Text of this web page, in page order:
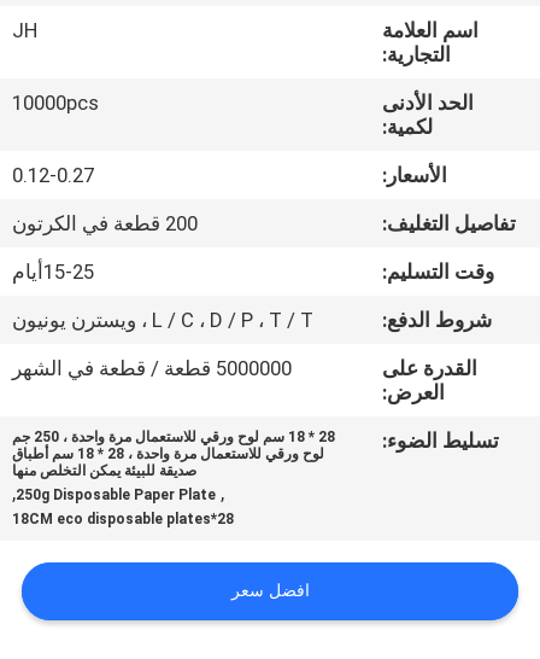
معلومات
المعمل
الجودة
اطلب
اسم العلامة
التجارية:
JH
الحد الأدنى
لكمية:
10000pcs
الأسعار:
0.12-0.27
تفاصيل التغليف:
200 قطعة في الكرتون
وقت التسليم:
15-25أيام
شروط الدفع:
L / C ، D / P ، T / T ، ويسترن يونيون
القدرة على
العرض:
5000000 قطعة / قطعة في الشهر
تسليط الضوء:
28 * 18 سم لوح ورقي للاستعمال مرة واحدة ، 250 جم
لوح ورقي للاستعمال مرة واحدة ، 28 * 18 سم أطباق
صديقة للبيئة يمكن التخلص منها
,
250g Disposable Paper Plate
,
28*18CM eco disposable plates
افضل سعر